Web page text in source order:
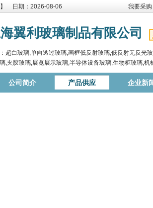
日期：2026-08-06 我要采购
翼利玻璃制品有限公司
超白玻璃,单向透过玻璃,画框低反射玻璃,低反射无反光
,夹胶玻璃,展览展示玻璃,半导体设备玻璃,生物柜玻璃,机
公司简介 产品供应 企业新